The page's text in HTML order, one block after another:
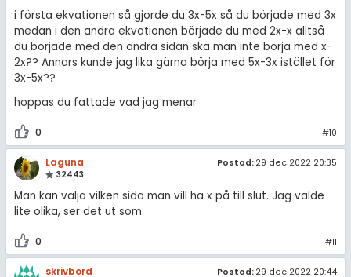
i första ekvationen så gjorde du 3x-5x så du började med 3x
medan i den andra ekvationen började du med 2x-x alltså
du började med den andra sidan ska man inte börja med x-
2x?? Annars kunde jag lika gärna börja med 5x-3x istället för
3x-5x??
hoppas du fattade vad jag menar
0 #10
Laguna
32443
Postad: 29 dec 2022 20:35
Man kan välja vilken sida man vill ha x på till slut. Jag valde
lite olika, ser det ut som.
0 #11
skrivbord Postad: 29 dec 2022 20:44